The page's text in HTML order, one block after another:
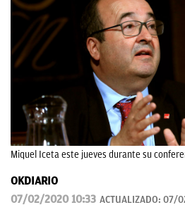
Miquel Iceta este jueves durante su
OKDIARIO
07/02/2020 10:33 ACTUALIZADO: 07/